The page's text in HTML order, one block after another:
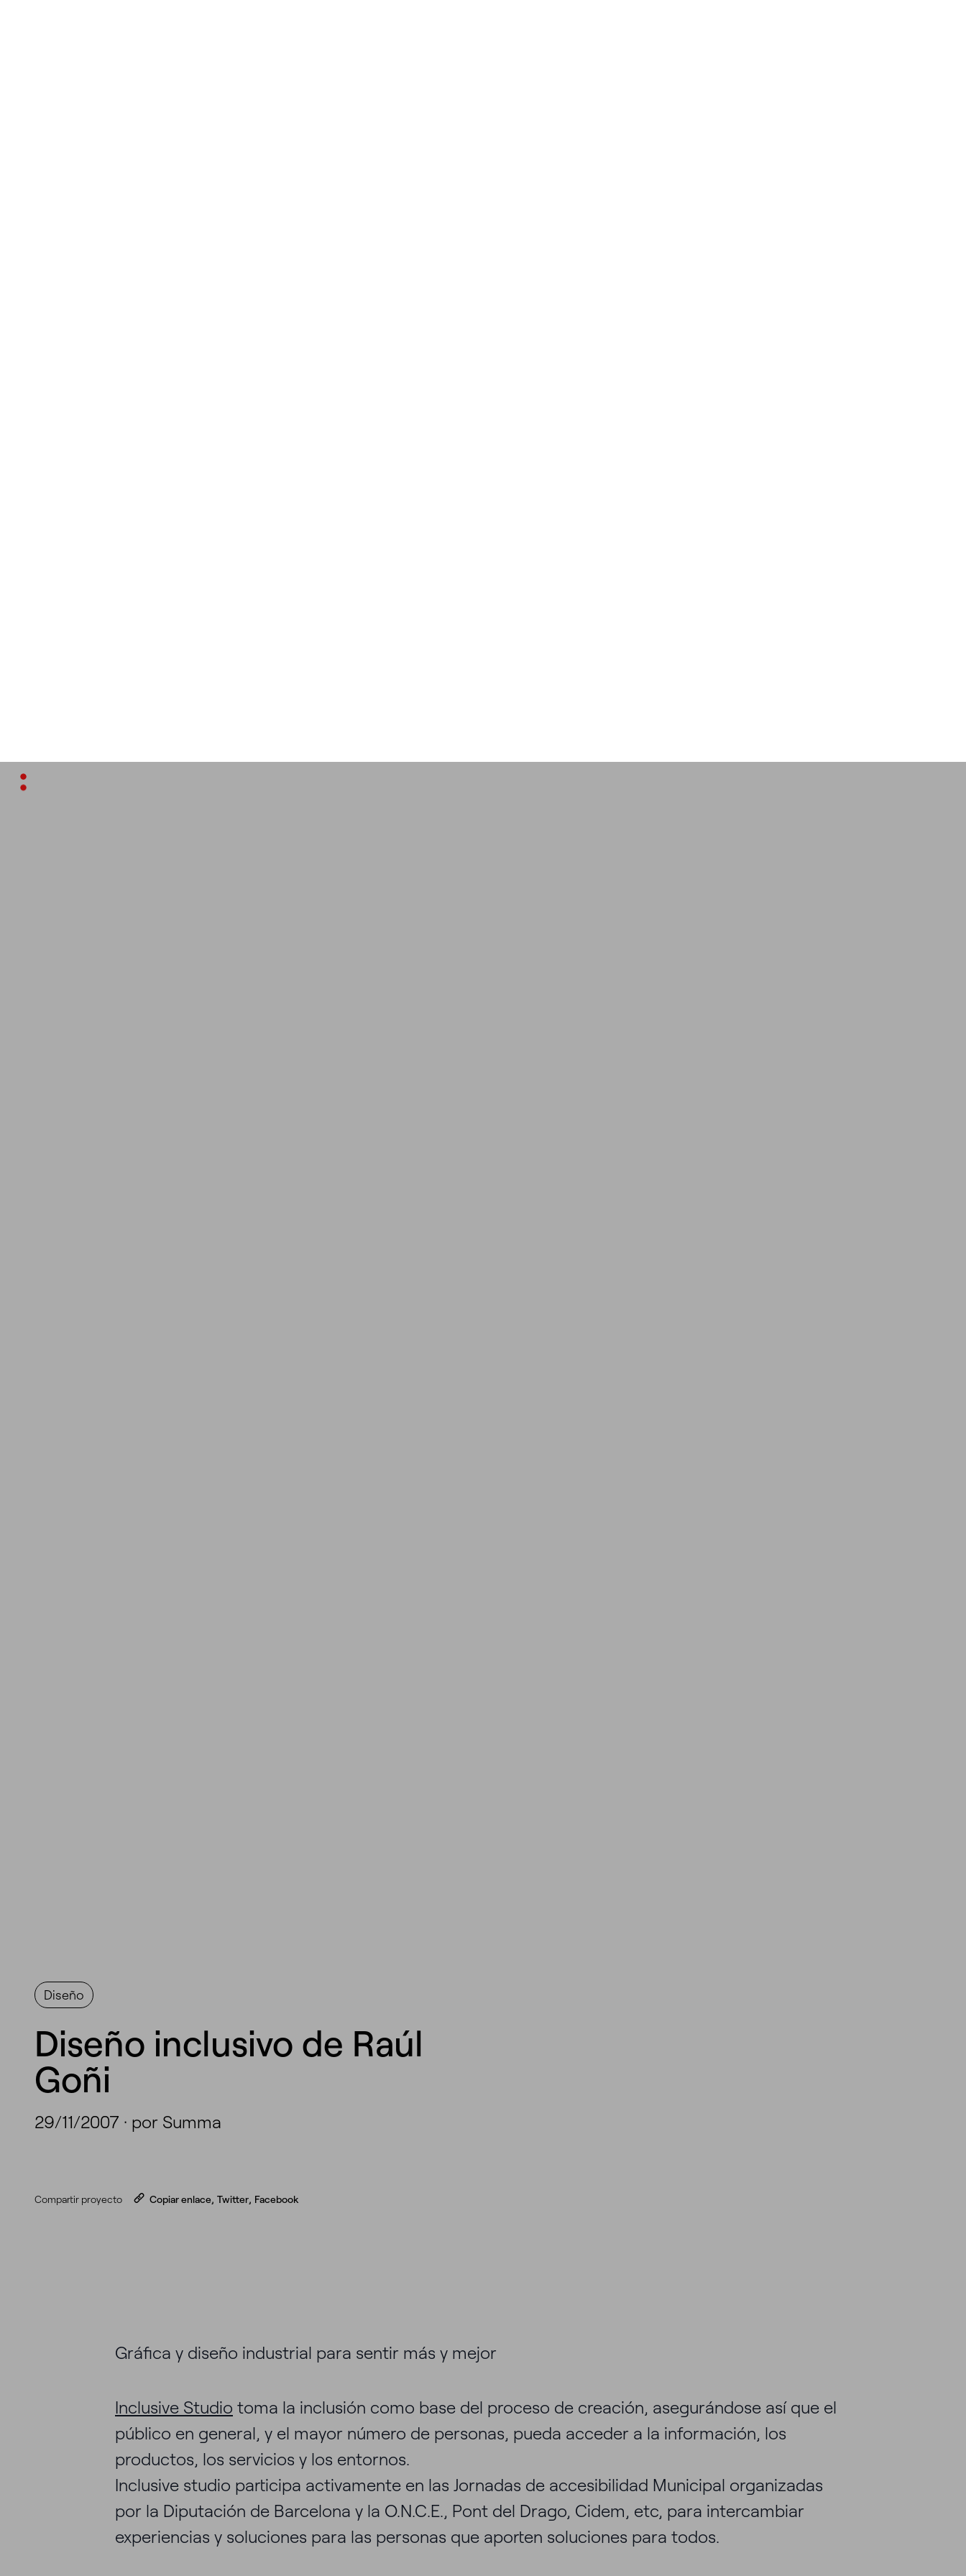
Diseño
Diseño inclusivo de Raúl
Goñi
29/11/2007 · por Summa
Compartir proyecto Copiar enlace, Twitter, Facebook
Gráfica y diseño industrial para sentir más y mejor
Inclusive Studio toma la inclusión como base del proceso de creación, asegurándose así que el
público en general, y el mayor número de personas, pueda acceder a la información, los
productos, los servicios y los entornos.
Inclusive studio participa activamente en las Jornadas de accesibilidad Municipal organizadas
por la Diputación de Barcelona y la O.N.C.E., Pont del Drago, Cidem, etc, para intercambiar
experiencias y soluciones para las personas que aporten soluciones para todos.
¿Cuáles son tus retos?